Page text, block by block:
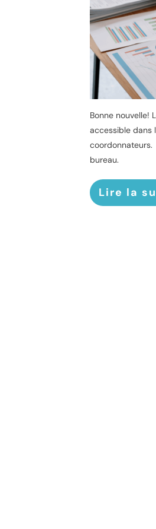
Bonne nouvelle!
accessible dans
coordonnateurs.
bureau.
Lire la